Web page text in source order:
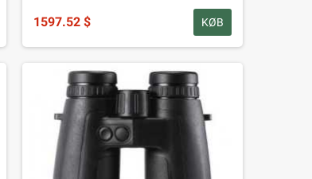
1597.52 $ KØB